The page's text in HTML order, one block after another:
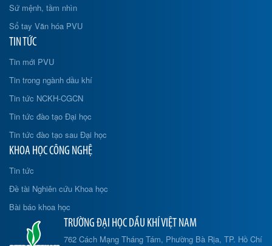
Sứ mệnh, tầm nhìn
Sổ tay Văn hóa PVU
TIN TỨC
Tin mới PVU
Tin trong ngành dầu khí
Tin tức NCKH-CGCN
Tin tức đào tạo Đại học
Tin tức đào tạo sau Đại học
KHOA HỌC CÔNG NGHỆ
Tin tức
Đề tài Nghiên cứu Khoa học
Bài báo khoa học
TRƯỜNG ĐẠI HỌC DẦU KHÍ VIỆT NAM
762 Cách Mạng Tháng Tám, Phường Bà Rịa, TP. Hồ Chí